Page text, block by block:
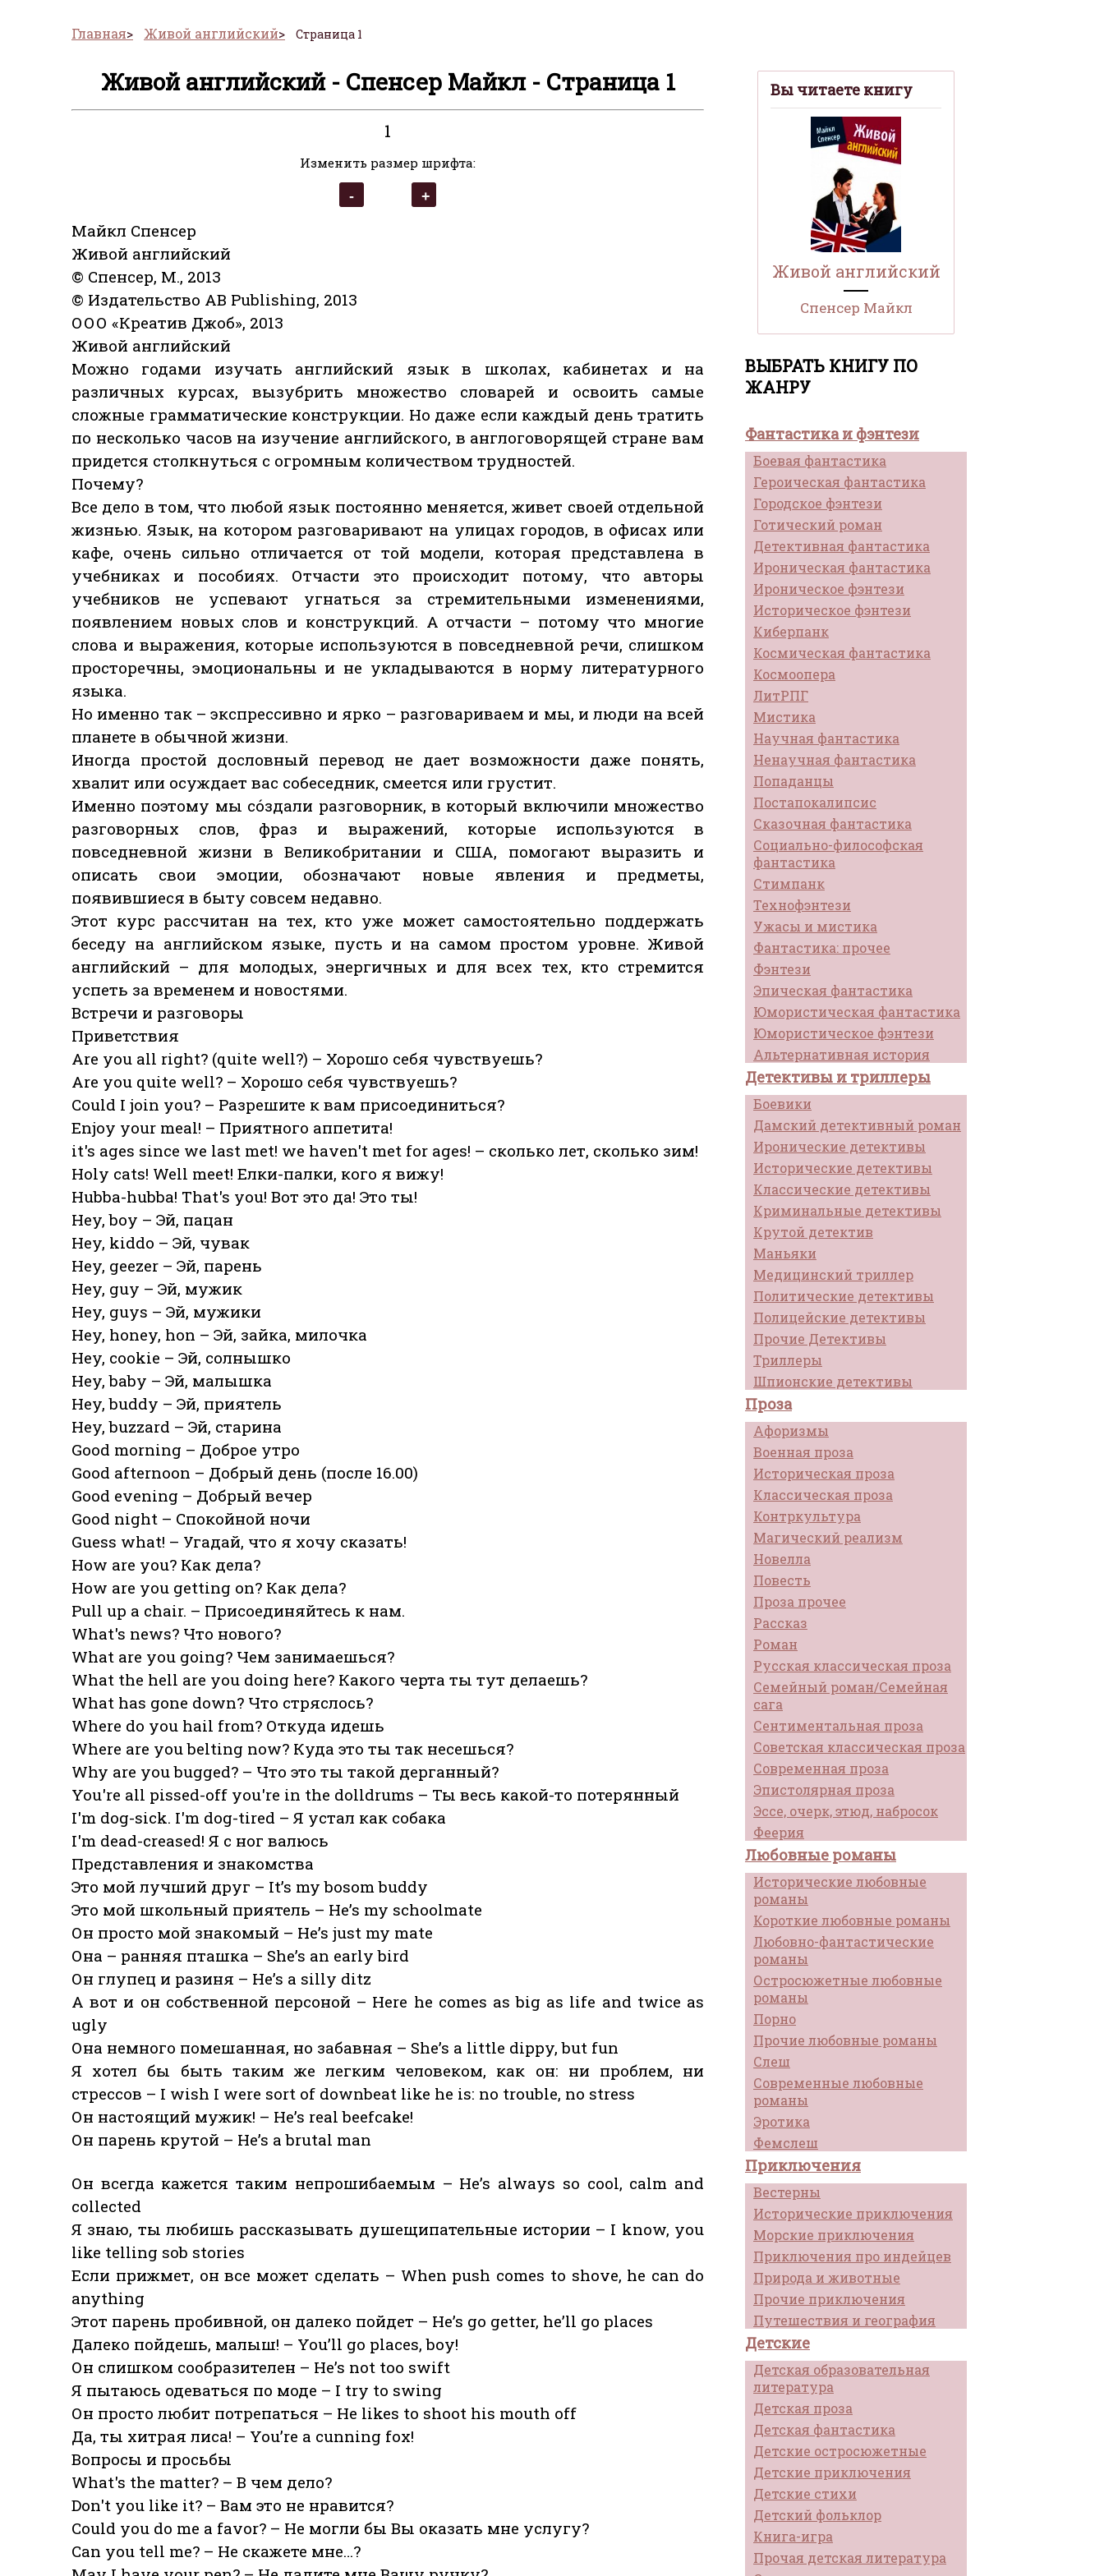
Главная Живой английский Страница 1
Вы читаете книгу
Живой английский
Спенсер Майкл
ВЫБРАТЬ КНИГУ ПО
ЖАНРУ
Фантастика и фэнтези
Боевая фантастика
Героическая фантастика
Городское фэнтези
Готический роман
Детективная фантастика
Ироническая фантастика
Ироническое фэнтези
Историческое фэнтези
Киберпанк
Космическая фантастика
Космоопера
ЛитРПГ
Мистика
Научная фантастика
Ненаучная фантастика
Попаданцы
Постапокалипсис
Сказочная фантастика
Социально-философская
фантастика
Стимпанк
Технофэнтези
Ужасы и мистика
Фантастика: прочее
Фэнтези
Эпическая фантастика
Юмористическая фантастика
Юмористическое фэнтези
Альтернативная история
Детективы и триллеры
Боевики
Дамский детективный роман
Иронические детективы
Исторические детективы
Классические детективы
Криминальные детективы
Крутой детектив
Маньяки
Медицинский триллер
Политические детективы
Полицейские детективы
Прочие Детективы
Триллеры
Шпионские детективы
Проза
Афоризмы
Военная проза
Историческая проза
Классическая проза
Контркультура
Магический реализм
Новелла
Повесть
Проза прочее
Рассказ
Роман
Русская классическая проза
Семейный роман/Семейная
сага
Сентиментальная проза
Советская классическая проза
Современная проза
Эпистолярная проза
Эссе, очерк, этюд, набросок
Феерия
Любовные романы
Исторические любовные
романы
Короткие любовные романы
Любовно-фантастические
романы
Остросюжетные любовные
романы
Порно
Прочие любовные романы
Слеш
Современные любовные
романы
Эротика
Фемслеш
Приключения
Вестерны
Исторические приключения
Морские приключения
Приключения про индейцев
Природа и животные
Прочие приключения
Путешествия и география
Детские
Детская образовательная
литература
Детская проза
Детская фантастика
Детские остросюжетные
Детские приключения
Детские стихи
Детский фольклор
Книга-игра
Прочая детская литература
Живой английский - Спенсер Майкл - Страница 1
1
Изменить размер шрифта:
Майкл Спенсер
Живой английский
© Спенсер, М., 2013
© Издательство AB Publishing, 2013
ООО «Креатив Джоб», 2013
Живой английский
Можно годами изучать английский язык в школах, кабинетах и на
различных курсах, вызубрить множество словарей и освоить самые
сложные грамматические конструкции. Но даже если каждый день тратить
по несколько часов на изучение английского, в англоговорящей стране вам
придется столкнуться с огромным количеством трудностей.
Почему?
Все дело в том, что любой язык постоянно меняется, живет своей отдельной
жизнью. Язык, на котором разговаривают на улицах городов, в офисах или
кафе, очень сильно отличается от той модели, которая представлена в
учебниках и пособиях. Отчасти это происходит потому, что авторы
учебников не успевают угнаться за стремительными изменениями,
появлением новых слов и конструкций. А отчасти – потому что многие
слова и выражения, которые используются в повседневной речи, слишком
просторечны, эмоциональны и не укладываются в норму литературного
языка.
Но именно так – экспрессивно и ярко – разговариваем и мы, и люди на всей
планете в обычной жизни.
Иногда простой дословный перевод не дает возможности даже понять,
хвалит или осуждает вас собеседник, смеется или грустит.
Именно поэтому мы со́здали разговорник, в который включили множество
разговорных слов, фраз и выражений, которые используются в
повседневной жизни в Великобритании и США, помогают выразить и
описать свои эмоции, обозначают новые явления и предметы,
появившиеся в быту совсем недавно.
Этот курс рассчитан на тех, кто уже может самостоятельно поддержать
беседу на английском языке, пусть и на самом простом уровне. Живой
английский – для молодых, энергичных и для всех тех, кто стремится
успеть за временем и новостями.
Встречи и разговоры
Приветствия
Are you all right? (quite well?) – Хорошо себя чувствуешь?
Are you quite well? – Хорошо себя чувствуешь?
Could I join you? – Разрешите к вам присоединиться?
Enjoy your meal! – Приятного аппетита!
it's ages since we last met! we haven't met for ages! – сколько лет, сколько зим!
Holy cats! Well meet! Елки-палки, кого я вижу!
Hubba-hubba! That's you! Вот это да! Это ты!
Hey, boy – Эй, пацан
Hey, kiddo – Эй, чувак
Hey, geezer – Эй, парень
Hey, guy – Эй, мужик
Hey, guys – Эй, мужики
Hey, honey, hon – Эй, зайка, милочка
Hey, cookie – Эй, солнышко
Hey, baby – Эй, малышка
Hey, buddy – Эй, приятель
Hey, buzzard – Эй, старина
Good morning – Доброе утро
Good afternoon – Добрый день (после 16.00)
Good evening – Добрый вечер
Good night – Спокойной ночи
Guess what! – Угадай, что я хочу сказать!
How are you? Как дела?
How are you getting on? Как дела?
Pull up a chair. – Присоединяйтесь к нам.
What's news? Что нового?
What are you going? Чем занимаешься?
What the hell are you doing here? Какого черта ты тут делаешь?
What has gone down? Что стряслось?
Where do you hail from? Откуда идешь
Where are you belting now? Куда это ты так несешься?
Why are you bugged? – Что это ты такой дерганный?
You're all pissed-off you're in the dolldrums – Ты весь какой-то потерянный
I'm dog-sick. I'm dog-tired – Я устал как собака
I'm dead-creased! Я с ног валюсь
Представления и знакомства
Это мой лучший друг – It’s my bosom buddy
Это мой школьный приятель – He’s my schoolmate
Он просто мой знакомый – He’s just my mate
Она – ранняя пташка – She’s an early bird
Он глупец и разиня – He’s a silly ditz
А вот и он собственной персоной – Here he comes as big as life and twice as
ugly
Она немного помешанная, но забавная – She’s a little dippy, but fun
Я хотел бы быть таким же легким человеком, как он: ни проблем, ни
стрессов – I wish I were sort of downbeat like he is: no trouble, no stress
Он настоящий мужик! – He’s real beefcake!
Он парень крутой – He’s a brutal man
Он всегда кажется таким непрошибаемым – He’s always so cool, calm and
collected
Я знаю, ты любишь рассказывать душещипательные истории – I know, you
like telling sob stories
Если прижмет, он все может сделать – When push comes to shove, he can do
anything
Этот парень пробивной, он далеко пойдет – He’s go getter, he’ll go places
Далеко пойдешь, малыш! – You’ll go places, boy!
Он слишком сообразителен – He’s not too swift
Я пытаюсь одеваться по моде – I try to swing
Он просто любит потрепаться – He likes to shoot his mouth off
Да, ты хитрая лиса! – You’re a cunning fox!
Вопросы и просьбы
What's the matter? – В чем дело?
Don't you like it? – Вам это не нравится?
Could you do me a favor? – Не могли бы Вы оказать мне услугу?
Can you tell me? – Не скажете мне…?